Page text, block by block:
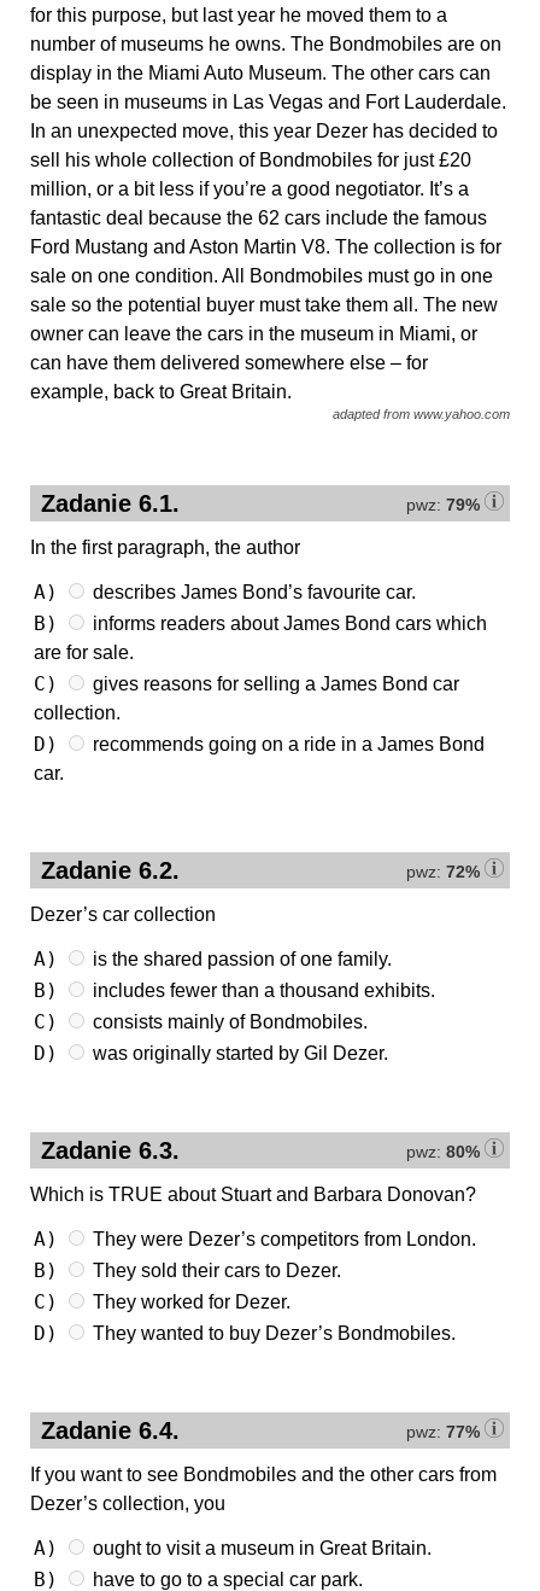
for this purpose, but last year he moved them to a
number of museums he owns. The Bondmobiles are on
display in the Miami Auto Museum. The other cars can
be seen in museums in Las Vegas and Fort Lauderdale.
In an unexpected move, this year Dezer has decided to
sell his whole collection of Bondmobiles for just £20
million, or a bit less if you’re a good negotiator. It’s a
fantastic deal because the 62 cars include the famous
Ford Mustang and Aston Martin V8. The collection is for
sale on one condition. All Bondmobiles must go in one
sale so the potential buyer must take them all. The new
owner can leave the cars in the museum in Miami, or
can have them delivered somewhere else – for
example, back to Great Britain.
adapted from www.yahoo.com
pwz: 79%
Zadanie 6.1.
In the first paragraph, the author
A) describes James Bond’s favourite car.
B)
informs readers about James Bond cars which
are for sale.
C)
gives reasons for selling a James Bond car
collection.
D)
recommends going on a ride in a James Bond
car.
pwz: 72%
Zadanie 6.2.
Dezer’s car collection
A) is the shared passion of one family.
B) includes fewer than a thousand exhibits.
C) consists mainly of Bondmobiles.
D) was originally started by Gil Dezer.
pwz: 80%
Zadanie 6.3.
Which is TRUE about Stuart and Barbara Donovan?
A) They were Dezer’s competitors from London.
B) They sold their cars to Dezer.
C) They worked for Dezer.
D) They wanted to buy Dezer’s Bondmobiles.
pwz: 77%
Zadanie 6.4.
If you want to see Bondmobiles and the other cars from
Dezer’s collection, you
A) ought to visit a museum in Great Britain.
B) have to go to a special car park.